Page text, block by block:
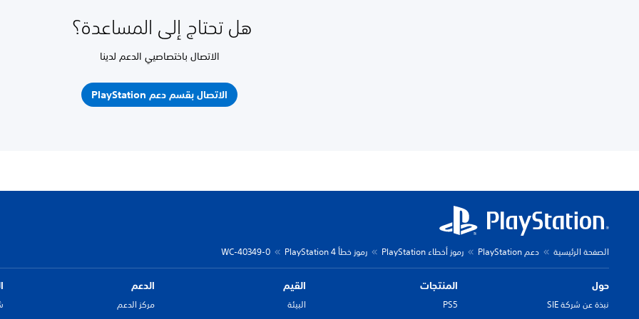
هل تحتاج إلى المساعدة؟
الاتصال باختصاصيي الدعم لدينا
الاتصال بقسم دعم PlayStation
الصفحة الرئيسية دعم PlayStation رموز أخطاء PlayStation رموز خطأ PlayStation 4 WC-40349-0
حول
نبذة عن شركة SIE
المنتجات
PS5
القيم
البيئة
الدعم
مركز الدعم